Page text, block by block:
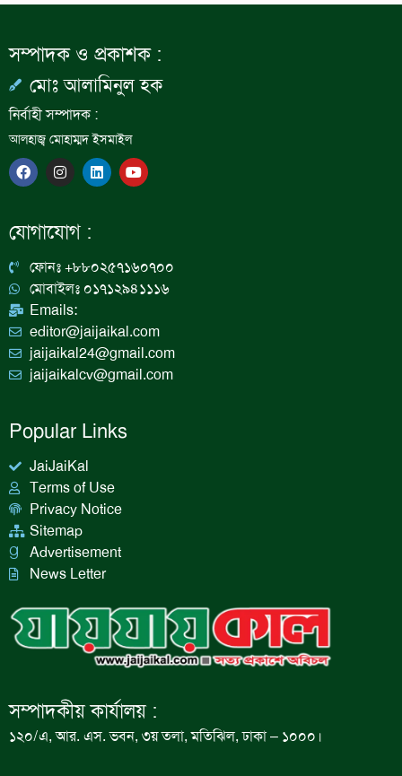
সম্পাদক ও প্রকাশক :
মোঃ আলামিনুল হক
নির্বাহী সম্পাদক :
আলহাজ্ব মোহাম্মদ ইসমাইল
F
a
c
b
o
I
n
s
a
g
a
m
L
i
n
n
Y
o
u
যোগাযোগ :
ফোনঃ +৮৮০২৫৭১৬০৭০০
মোবাইলঃ ০১৭১২৯৪১১১৬
Emails:
editor@jaijaikal.com
jaijaikal24@gmail.com
jaijaikalcv@gmail.com
Popular Links
JaiJaiKal
Terms of Use
Privacy Notice
Sitemap
Advertisement
News Letter
সম্পাদকীয় কার্যালয় :
১২০/এ, আর. এস. ভবন, ৩য় তলা, মতিঝিল, ঢাকা – ১০০০।